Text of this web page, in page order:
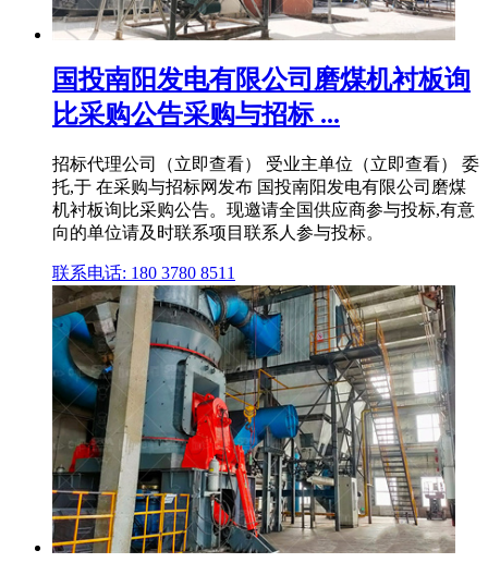
国投南阳发电有限公司磨煤机衬板询
比采购公告采购与招标 ...
招标代理公司（立即查看） 受业主单位（立即查看） 委
托,于 在采购与招标网发布 国投南阳发电有限公司磨煤
机衬板询比采购公告。现邀请全国供应商参与投标,有意
向的单位请及时联系项目联系人参与投标。
联系电话: 180 3780 8511